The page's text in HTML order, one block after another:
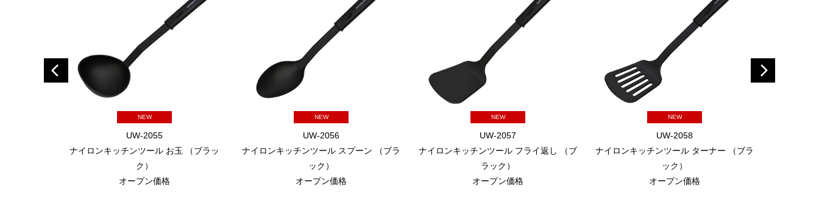
NEW
UW-2055
ナイロンキッチンツール お玉 （ブラッ
ク）
オープン価格
NEW
UW-2056
ナイロンキッチンツール スプーン （ブラ
ック）
オープン価格
NEW
UW-2057
ナイロンキッチンツール フライ返し （ブ
ラック）
オープン価格
NEW
UW-2058
ナイロンキッチンツール ターナー （ブラ
ック）
オープン価格